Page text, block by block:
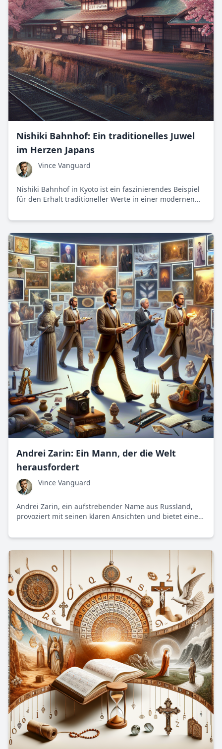
Nishiki Bahnhof: Ein traditionelles Juwel
im Herzen Japans
Vince Vanguard
Nishiki Bahnhof in Kyoto ist ein faszinierendes Beispiel
für den Erhalt traditioneller Werte in einer modernen
Andrei Zarin: Ein Mann, der die Welt
herausfordert
Vince Vanguard
Andrei Zarin, ein aufstrebender Name aus Russland,
provoziert mit seinen klaren Ansichten und bietet eine
digitalen Welt.